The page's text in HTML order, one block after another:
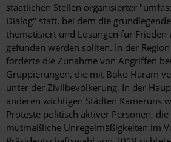
staatlichen Stellen organisierter
Dialog" statt, bei dem die
thematisiert und Lösungen für Frieden
gefunden werden sollten. In der
forderte die Zunahme von Angriffen
Gruppierungen, die mit Boko Haram
unter der Zivilbevölkerung. In der
anderen wichtigen Städten Kameruns
Proteste politisch aktiver Personen, die
mutmaßliche Unregelmäßigkeiten im